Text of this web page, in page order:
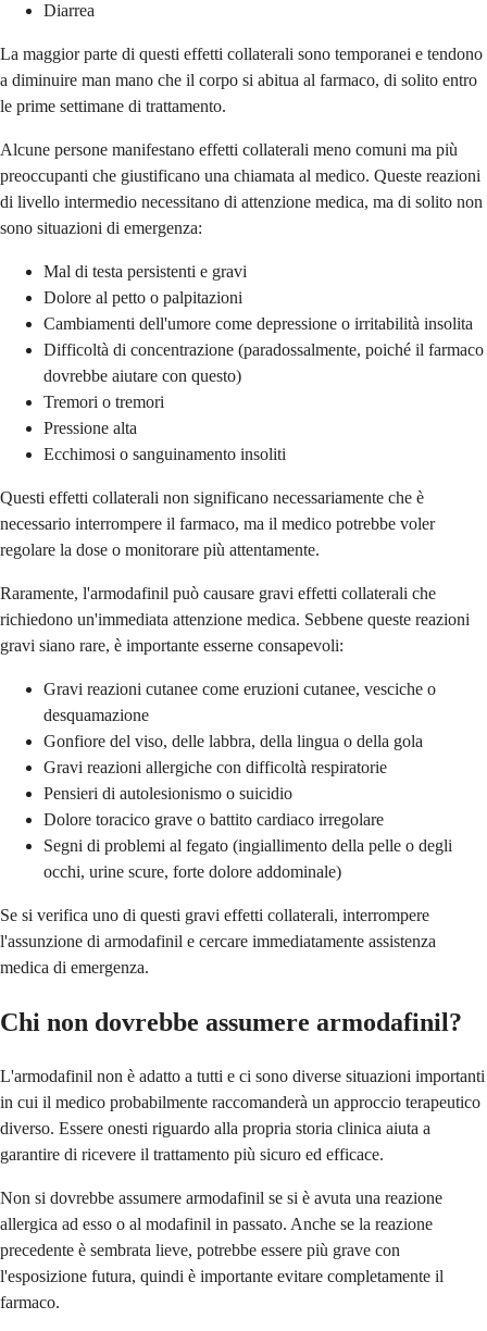
Diarrea
La maggior parte di questi effetti collaterali sono temporanei e tendono
a diminuire man mano che il corpo si abitua al farmaco, di solito entro
le prime settimane di trattamento.
Alcune persone manifestano effetti collaterali meno comuni ma più
preoccupanti che giustificano una chiamata al medico. Queste reazioni
di livello intermedio necessitano di attenzione medica, ma di solito non
sono situazioni di emergenza:
Mal di testa persistenti e gravi
Dolore al petto o palpitazioni
Cambiamenti dell'umore come depressione o irritabilità insolita
Difficoltà di concentrazione (paradossalmente, poiché il farmaco
dovrebbe aiutare con questo)
Tremori o tremori
Pressione alta
Ecchimosi o sanguinamento insoliti
Questi effetti collaterali non significano necessariamente che è
necessario interrompere il farmaco, ma il medico potrebbe voler
regolare la dose o monitorare più attentamente.
Raramente, l'armodafinil può causare gravi effetti collaterali che
richiedono un'immediata attenzione medica. Sebbene queste reazioni
gravi siano rare, è importante esserne consapevoli:
Gravi reazioni cutanee come eruzioni cutanee, vesciche o
desquamazione
Gonfiore del viso, delle labbra, della lingua o della gola
Gravi reazioni allergiche con difficoltà respiratorie
Pensieri di autolesionismo o suicidio
Dolore toracico grave o battito cardiaco irregolare
Segni di problemi al fegato (ingiallimento della pelle o degli
occhi, urine scure, forte dolore addominale)
Se si verifica uno di questi gravi effetti collaterali, interrompere
l'assunzione di armodafinil e cercare immediatamente assistenza
medica di emergenza.
Chi non dovrebbe assumere armodafinil?
L'armodafinil non è adatto a tutti e ci sono diverse situazioni importanti
in cui il medico probabilmente raccomanderà un approccio terapeutico
diverso. Essere onesti riguardo alla propria storia clinica aiuta a
garantire di ricevere il trattamento più sicuro ed efficace.
Non si dovrebbe assumere armodafinil se si è avuta una reazione
allergica ad esso o al modafinil in passato. Anche se la reazione
precedente è sembrata lieve, potrebbe essere più grave con
l'esposizione futura, quindi è importante evitare completamente il
farmaco.